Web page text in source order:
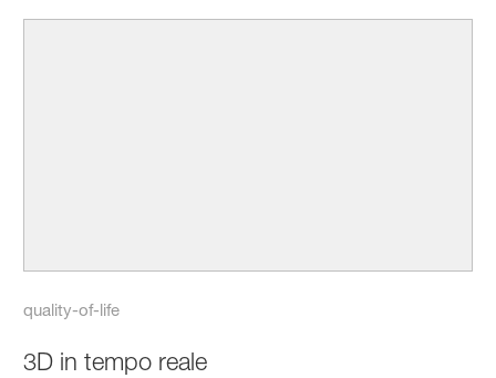
quality-of-life
3D in tempo reale